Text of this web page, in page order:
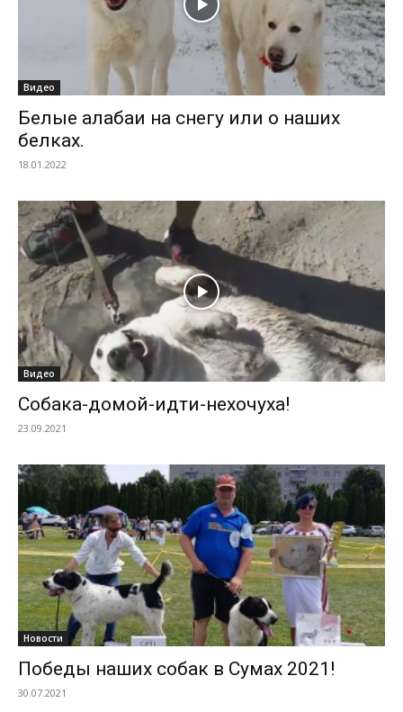
Видео
Белые алабаи на снегу или о наших
белках.
18.01.2022
Видео
Собака-домой-идти-нехочуха!
23.09.2021
Новости
Победы наших собак в Сумах 2021!
30.07.2021